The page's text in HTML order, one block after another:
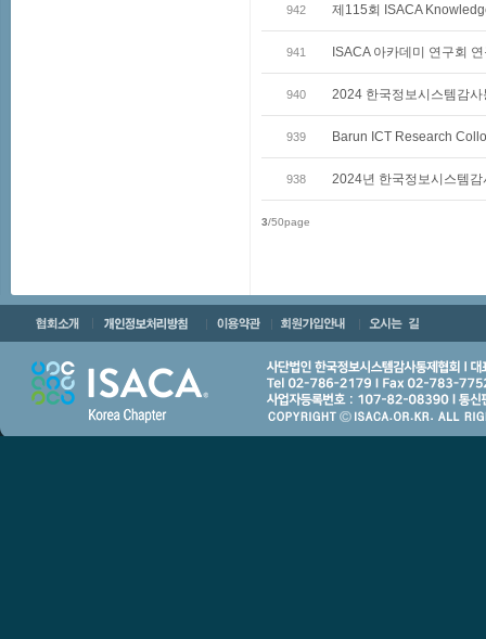
942 제115회 ISACA
941 ISACA 아카데미 연구회
940 2024 한국정보시스템감
939 Barun ICT Research
938 2024년 한국정보시스템
3/50page